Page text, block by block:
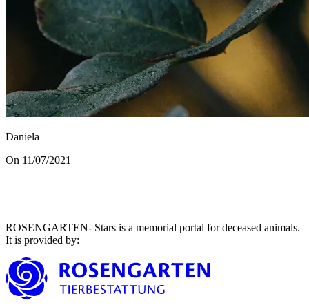
Daniela
On 11/07/2021
ROSENGARTEN- Stars is a memorial portal for deceased animals.
It is provided by: